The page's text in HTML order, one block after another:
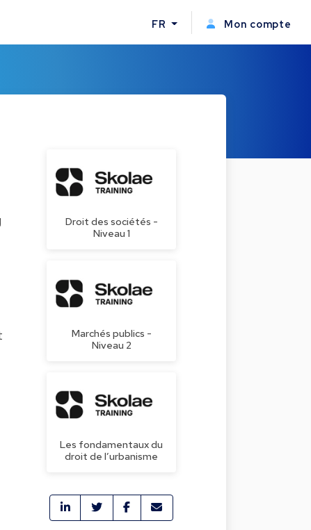
FR Mon compte
Droit des sociétés -
Niveau 1
Marchés publics -
Niveau 2
Les fondamentaux du
droit de l’urbanisme